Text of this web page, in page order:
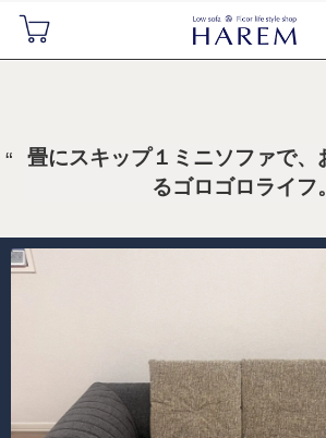
畳にスキップ１ミニソファで、
るゴロゴロライフ。